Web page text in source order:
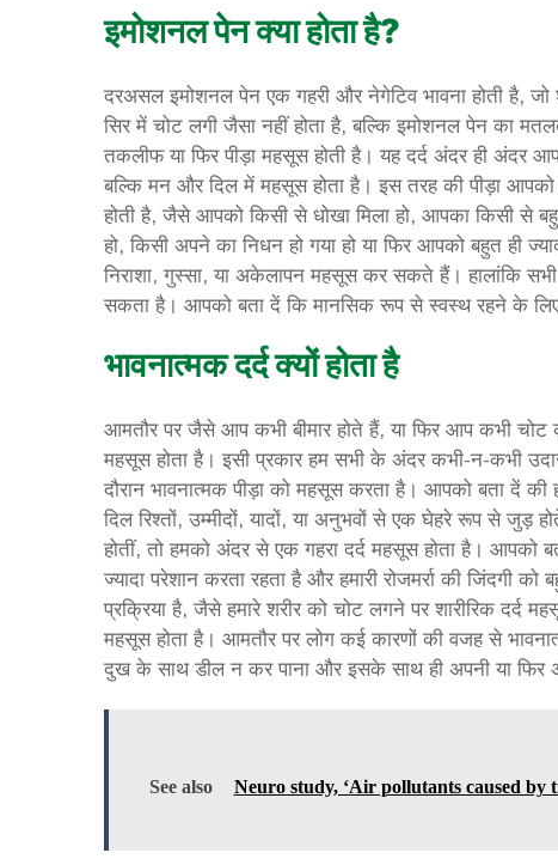
इमोशनल पेन क्या होता है?
दरअसल इमोशनल पेन एक गहरी और नेगेटिव भावना होती है,
सिर में चोट लगी जैसा नहीं होता है, बल्कि इमोशनल पेन का
तकलीफ या फिर पीड़ा महसूस होती है। यह दर्द अंदर ही अंदर
बल्कि मन और दिल में महसूस होता है। इस तरह की पीड़ा
होती है, जैसे आपको किसी से धोखा मिला हो, आपका किसी से
हो, किसी अपने का निधन हो गया हो या फिर आपको बहुत ही
निराशा, गुस्सा, या अकेलापन महसूस कर सकते हैं। हालांकि
सकता है। आपको बता दें कि मानसिक रूप से स्वस्थ रहने के लिए
भावनात्मक दर्द क्यों होता है
आमतौर पर जैसे आप कभी बीमार होते हैं, या फिर आप कभी चोट
महसूस होता है। इसी प्रकार हम सभी के अंदर कभी-न-कभी
दौरान भावनात्मक पीड़ा को महसूस करता है। आपको बता दें की
दिल रिश्तों, उम्मीदों, यादों, या अनुभवों से एक घेहरे रूप से जुड़
होतीं, तो हमको अंदर से एक गहरा दर्द महसूस होता है। आपको
ज्यादा परेशान करता रहता है और हमारी रोजमर्रा की जिंदगी
प्रक्रिया है, जैसे हमारे शरीर को चोट लगने पर शारीरिक दर्द
महसूस होता है। आमतौर पर लोग कई कारणों की वजह से
दुख के साथ डील न कर पाना और इसके साथ ही अपनी या फिर
See also Neuro study, ‘Air pollutants caused by